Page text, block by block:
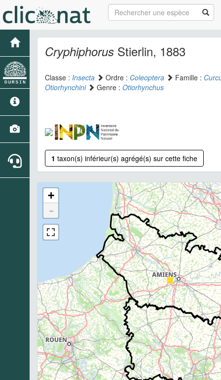
Cryphiphorus Stierlin, 1883
Classe : Insecta Ordre : Coleoptera Famille :
Otiorhynchini
Genre : Otiorhynchus
1 taxon(s) inférieur(s) agrégé(s) sur cette fiche
+
-